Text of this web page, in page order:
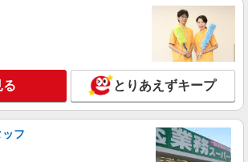
茨城県日立市大沼町２－２０－６
詳細を見る
ッチン・ホールスタッフ
時給1100円〜 ☆22時以降は時給25％UP（深夜
る とりあえずキープ
フ